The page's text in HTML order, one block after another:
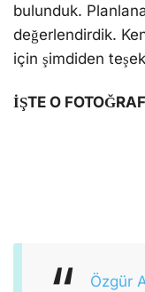
bulunduk.
değerlendirdik.
için şimdiden
İŞTE O
Özgür